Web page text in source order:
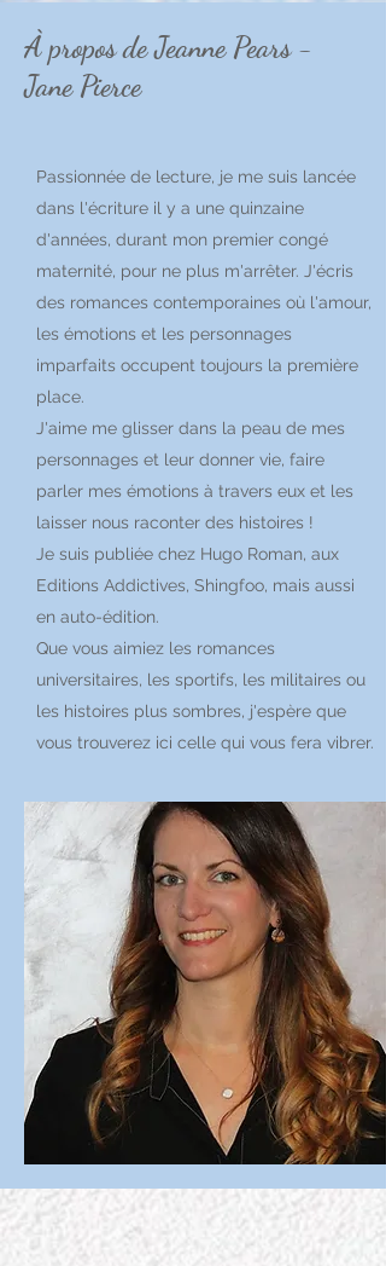
À propos de Jeanne Pears -
Jane Pierce
Passionnée de lecture, je me suis lancée
dans l'écriture il y a une quinzaine
d'années, durant mon premier congé
maternité, pour ne plus m'arrêter. J'écris
des romances contemporaines où l'amour,
les émotions et les personnages
imparfaits occupent toujours la première
place.
J'aime me glisser dans la peau de mes
personnages et leur donner vie, faire
parler mes émotions à travers eux et les
laisser nous raconter des histoires !
Je suis publiée chez Hugo Roman, aux
Editions Addictives, Shingfoo, mais aussi
en auto-édition.
Que vous aimiez les romances
universitaires, les sportifs, les militaires ou
les histoires plus sombres, j'espère que
vous trouverez ici celle qui vous fera vibrer.